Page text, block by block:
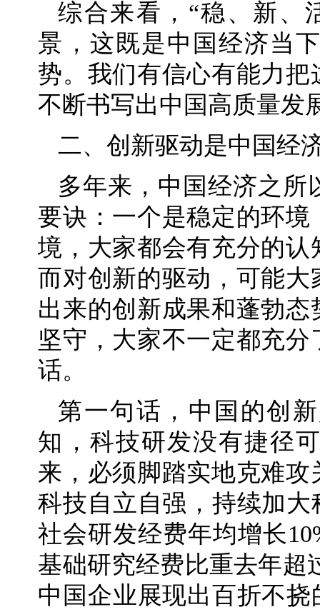
综合来看，“稳、新、
景，这既是中国经济当
势。我们有信心有能力
不断书写出中国高质量发
二、创新驱动是中国经
多年来，中国经济之所
要诀：一个是稳定的环
境，大家都会有充分的
而对创新的驱动，可能
出来的创新成果和蓬勃
坚守，大家不一定都充
话。
第一句话，中国的创
知，科技研发没有捷径
来，必须脚踏实地克难
科技自立自强，持续加
社会研发经费年均增长
基础研究经费比重去年超
中国企业展现出百折不